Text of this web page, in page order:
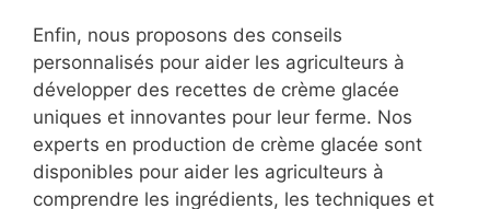
Enfin, nous proposons des conseils
personnalisés pour aider les agriculteurs à
développer des recettes de crème glacée
uniques et innovantes pour leur ferme. Nos
experts en production de crème glacée sont
disponibles pour aider les agriculteurs à
comprendre les ingrédients, les techniques et